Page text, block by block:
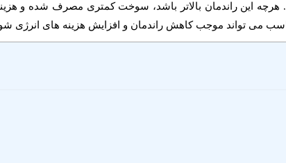
این راندمان بالاتر باشد، سوخت کمتری مصرف شده و
می تواند موجب کاهش راندمان و افزایش هزینه های انرژی